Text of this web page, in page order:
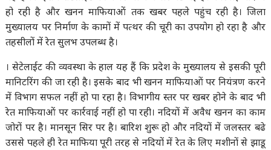
हो रही है और खनन माफियाओं तक खबर पहले पहुंच रही है। जिला
मुख्यालय पर निर्माण के कामों में पत्थर की चूरी का उपयोग हो रहा है और
तहसीलों में रेत सुलभ उपलब्ध है।
। सेटेलाईट की व्यवस्था के हाल यह हैं कि प्रदेश के मुख्यालय से इसकी पूरी
मानिटरिंग की जा रही है। इसके बाद भी खनन माफियाओं पर नियंत्रण करने
में विभाग सफल नहीं हो पा रहा है। विभागीय स्तर पर खबर होने के बाद भी
रेत माफियाओं पर कार्रवाई नहीं हो पा रही। नदियों में अवैध खनन का काम
जोरों पर है। मानसून सिर पर है। बारिश शुरू हो और नदियों में जलस्तर बढे
उससे पहले ही रेत माफिया पूरी तरह से नदियों में रेत के लिए मशीनों से झाडू